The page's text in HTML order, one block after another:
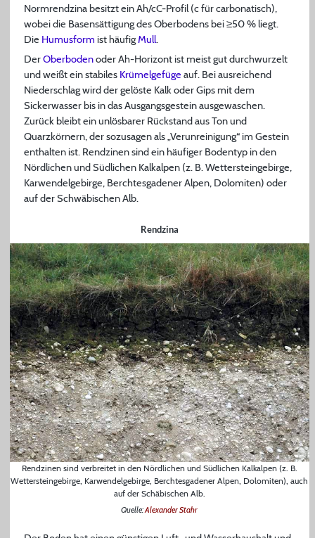
Normrendzina besitzt ein Ah/cC-Profil (c für carbonatisch),
wobei die Basensättigung des Oberbodens bei ≥50 % liegt.
Die Humusform ist häufig Mull.
DerOberbodenoder Ah-Horizont ist meist gut durchwurzelt
und weißt ein stabiles Krümelgefüge auf. Bei ausreichend
Niederschlag wird der gelöste Kalk oder Gips mit dem
Sickerwasser bis in das Ausgangsgestein ausgewaschen.
Zurück bleibt ein unlösbarer Rückstand aus Ton und
Quarzkörnern, der sozusagen als „Verunreinigung“ im Gestein
enthalten ist. Rendzinen sind ein häufiger Bodentyp in den
Nördlichen und Südlichen Kalkalpen (z. B. Wettersteingebirge,
Karwendelgebirge, Berchtesgadener Alpen, Dolomiten) oder
auf der Schwäbischen Alb.
Rendzina
Rendzinen sind verbreitet in den Nördlichen und Südlichen Kalkalpen (z. B.
Wettersteingebirge, Karwendelgebirge, Berchtesgadener Alpen, Dolomiten), auch
auf der Schäbischen Alb.
Quelle:Alexander Stahr